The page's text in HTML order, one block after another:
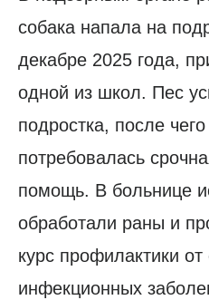
собака напала на
декабре 2025 года,
одной из школ. Пес
подростка, после
потребовалась
помощь. В больнице
обработали раны и
курс профилактики
инфекционных